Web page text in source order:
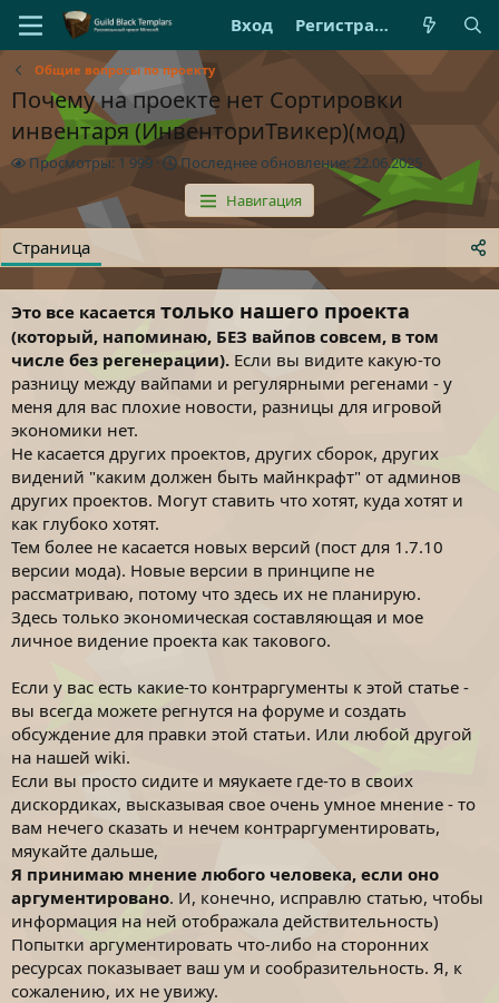
Вход Регистрация
Общие вопросы по проекту
Почему на проекте нет Сортировки
инвентаря (ИнвенториТвикер)(мод)
П
м
о
ы
Просмотры: 1 999
П
о
с
л
д
е
о
б
н
о
е
н
и
Последнее обновление:22.06.2025
Навигация
Страница
Это все касается только нашего проекта
(который, напоминаю, БЕЗ вайпов совсем, в том
числе без регенерации). Если вы видите какую-то
разницу между вайпами и регулярными регенами - у
меня для вас плохие новости, разницы для игровой
экономики нет.
Не касается других проектов, других сборок, других
видений "каким должен быть майнкрафт" от админов
других проектов. Могут ставить что хотят, куда хотят и
как глубоко хотят.
Тем более не касается новых версий (пост для 1.7.10
версии мода). Новые версии в принципе не
рассматриваю, потому что здесь их не планирую.
Здесь только экономическая составляющая и мое
личное видение проекта как такового.
Если у вас есть какие-то контраргументы к этой статье -
вы всегда можете регнутся на форуме и создать
обсуждение для правки этой статьи. Или любой другой
на нашей wiki.
Если вы просто сидите и мяукаете где-то в своих
дискордиках, высказывая свое очень умное мнение - то
вам нечего сказать и нечем контраргументировать,
мяукайте дальше,
Я принимаю мнение любого человека, если оно
аргументировано. И, конечно, исправлю статью, чтобы
информация на ней отображала действительность)
Попытки аргументировать что-либо на сторонних
ресурсах показывает ваш ум и сообразительность. Я, к
сожалению, их не увижу.